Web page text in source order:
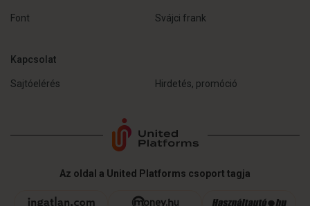
Font Svájci frank
Kapcsolat
Sajtóelérés Hirdetés, promóció
Az oldal a United Platforms csoport tagja